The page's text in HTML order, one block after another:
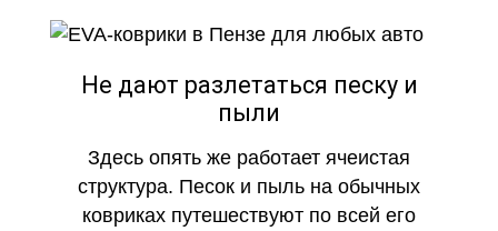
Не дают разлетаться песку и
пыли
Здесь опять же работает ячеистая
структура. Песок и пыль на обычных
ковриках путешествуют по всей его